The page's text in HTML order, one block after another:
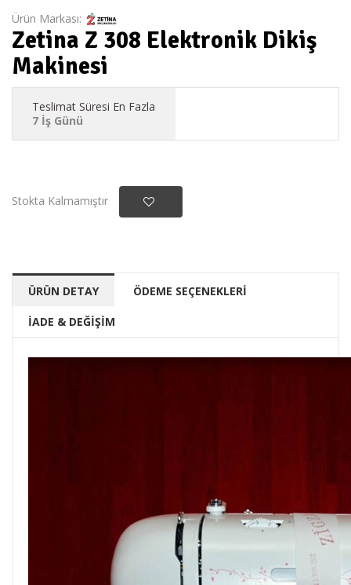
Ürün Markası:
Zetina Z 308 Elektronik Dikiş
Makinesi
Teslimat Süresi En Fazla
7 İş Günü
Stokta Kalmamıştır
ÜRÜN DETAY ÖDEME SEÇENEKLERİ
İADE & DEĞİŞİM